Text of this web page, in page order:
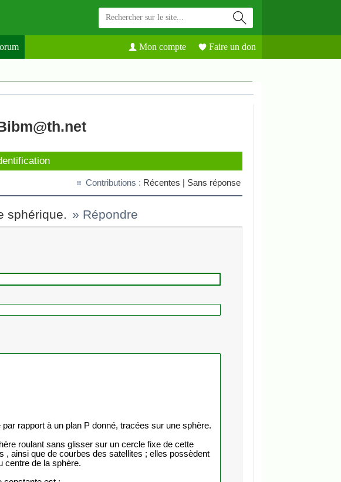
Mon compte Faire un don
Contributions : Récentes | Sans réponse
sphérique. » Répondre